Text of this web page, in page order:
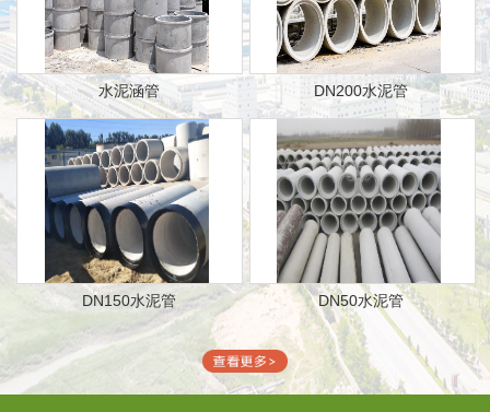
水泥涵管 DN200水泥管
DN150水泥管 DN50水泥管